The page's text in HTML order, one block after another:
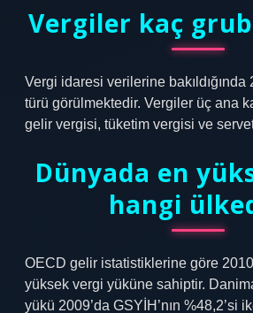
Vergiler kaç
Vergi idaresi verilerine bakıldığında
türü görülmektedir. Vergiler üç ana
gelir vergisi, tüketim vergisi ve
Dünyada en
hangi
OECD gelir istatistiklerine göre
yüksek vergi yüküne sahiptir.
yükü 2009’da GSYİH’nın %48,2’si